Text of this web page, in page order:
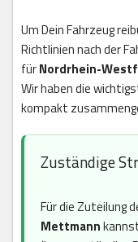
Um Dein Fahrzeug
Richtlinien nach der
fürNordrhein-
Wir haben die
kompakt
Zuständige
Für die Zuteilung
Mettmann